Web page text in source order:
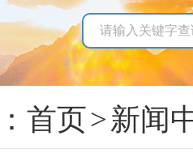
首页>新闻